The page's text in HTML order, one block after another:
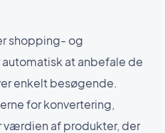
shopping- og
at anbefale de
enkelt besøgende.
for konvertering,
af produkter, der